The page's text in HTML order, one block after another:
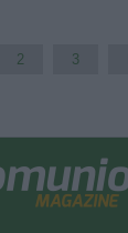
2 3